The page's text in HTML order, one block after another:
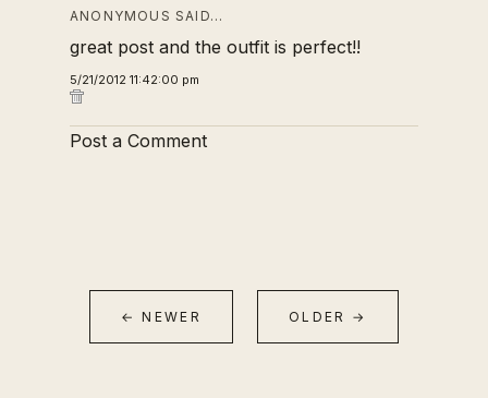
ANONYMOUS SAID…
great post and the outfit is perfect!!
5/21/2012 11:42:00 pm
Post a Comment
← NEWER OLDER →